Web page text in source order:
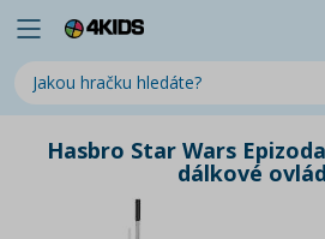
Hasbro Star Wars
dálkové